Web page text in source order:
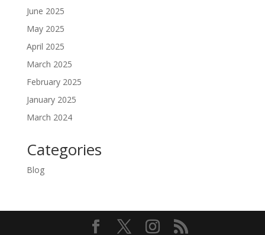
June 2025
May 2025
April 2025
March 2025
February 2025
January 2025
March 2024
Categories
Blog